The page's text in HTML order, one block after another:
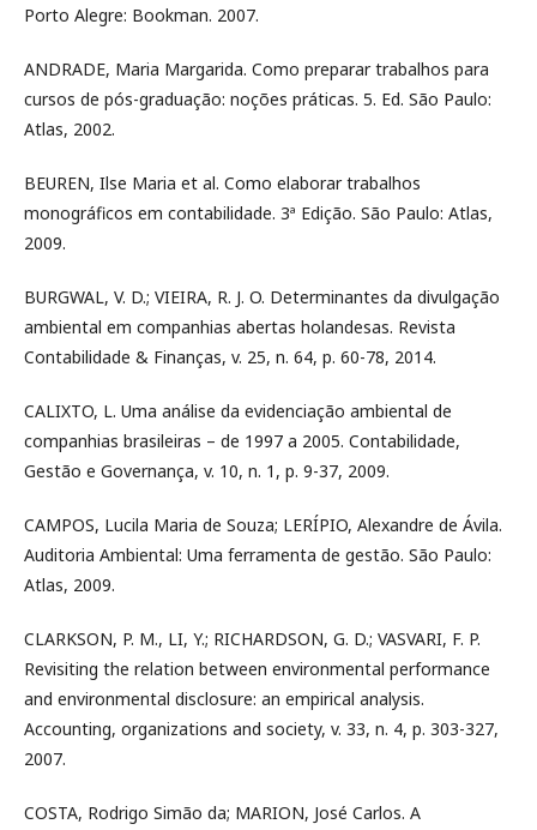
Porto Alegre: Bookman. 2007.
ANDRADE, Maria Margarida. Como preparar trabalhos para
cursos de pós-graduação: noções práticas. 5. Ed. São Paulo:
Atlas, 2002.
BEUREN, Ilse Maria et al. Como elaborar trabalhos
monográficos em contabilidade. 3ª Edição. São Paulo: Atlas,
2009.
BURGWAL, V. D.; VIEIRA, R. J. O. Determinantes da divulgação
ambiental em companhias abertas holandesas. Revista
Contabilidade & Finanças, v. 25, n. 64, p. 60-78, 2014.
CALIXTO, L. Uma análise da evidenciação ambiental de
companhias brasileiras – de 1997 a 2005. Contabilidade,
Gestão e Governança, v. 10, n. 1, p. 9-37, 2009.
CAMPOS, Lucila Maria de Souza; LERÍPIO, Alexandre de Ávila.
Auditoria Ambiental: Uma ferramenta de gestão. São Paulo:
Atlas, 2009.
CLARKSON, P. M., LI, Y.; RICHARDSON, G. D.; VASVARI, F. P.
Revisiting the relation between environmental performance
and environmental disclosure: an empirical analysis.
Accounting, organizations and society, v. 33, n. 4, p. 303-327,
2007.
COSTA, Rodrigo Simão da; MARION, José Carlos. A